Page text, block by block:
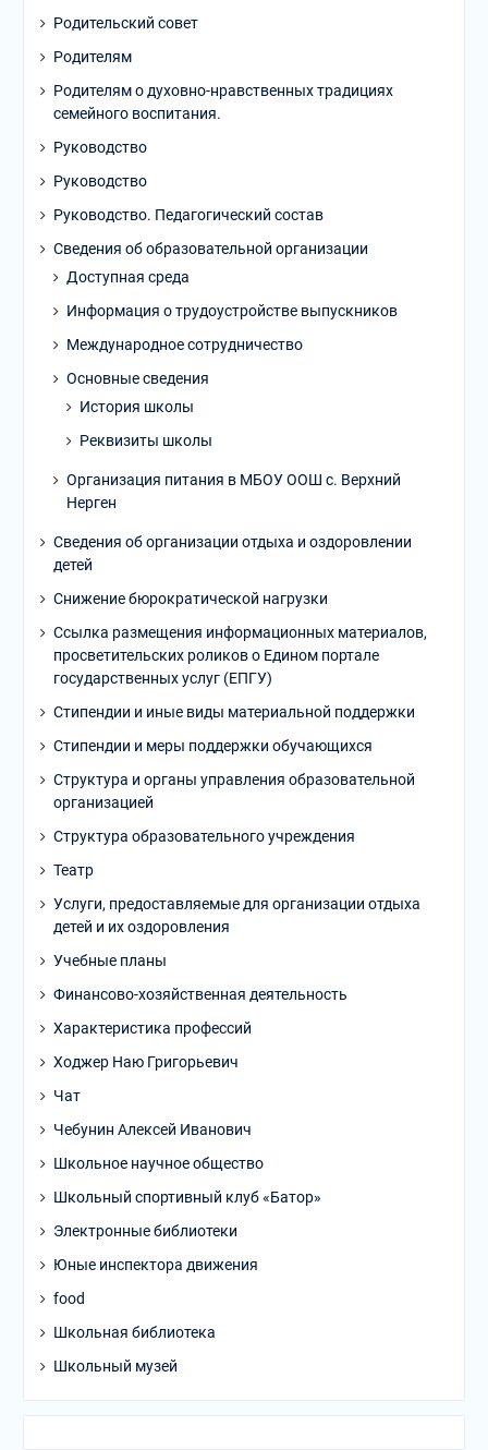
Родительский совет
Родителям
Родителям о духовно-нравственных традициях
семейного воспитания.
Руководство
Руководство
Руководство. Педагогический состав
Сведения об образовательной организации
Доступная среда
Информация о трудоустройстве выпускников
Международное сотрудничество
Основные сведения
История школы
Реквизиты школы
Организация питания в МБОУ ООШ с. Верхний
Нерген
Сведения об организации отдыха и оздоровлении
детей
Снижение бюрократической нагрузки
Ссылка размещения информационных материалов,
просветительских роликов о Едином портале
государственных услуг (ЕПГУ)
Стипендии и иные виды материальной поддержки
Стипендии и меры поддержки обучающихся
Структура и органы управления образовательной
организацией
Структура образовательного учреждения
Театр
Услуги, предоставляемые для организации отдыха
детей и их оздоровления
Учебные планы
Финансово-хозяйственная деятельность
Характеристика профессий
Ходжер Наю Григорьевич
Чат
Чебунин Алексей Иванович
Школьное научное общество
Школьный спортивный клуб «Батор»
Электронные библиотеки
Юные инспектора движения
food
Школьная библиотека
Школьный музей